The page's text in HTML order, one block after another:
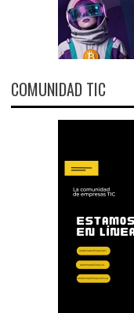
COMUNIDAD TIC